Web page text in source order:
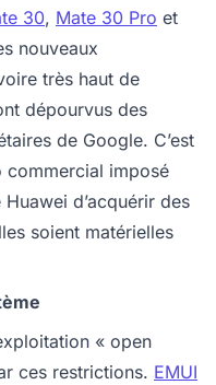
30, Mate 30 Pro et
nouveaux
très haut de
dépourvus des
de Google. C’est
commercial imposé
d’acquérir des
soient matérielles
« open
ces restrictions. EMUI